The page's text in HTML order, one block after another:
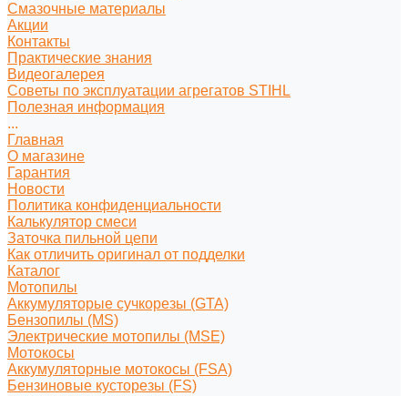
Смазочные материалы
Акции
Контакты
Практические знания
Видеогалерея
Советы по эксплуатации агрегатов STIHL
Полезная информация
...
Главная
О магазине
Гарантия
Новости
Политика конфиденциальности
Калькулятор смеси
Заточка пильной цепи
Как отличить оригинал от подделки
Каталог
Мотопилы
Аккумуляторые сучкорезы (GTA)
Бензопилы (MS)
Электрические мотопилы (MSE)
Мотокосы
Аккумуляторные мотокосы (FSA)
Бензиновые кусторезы (FS)